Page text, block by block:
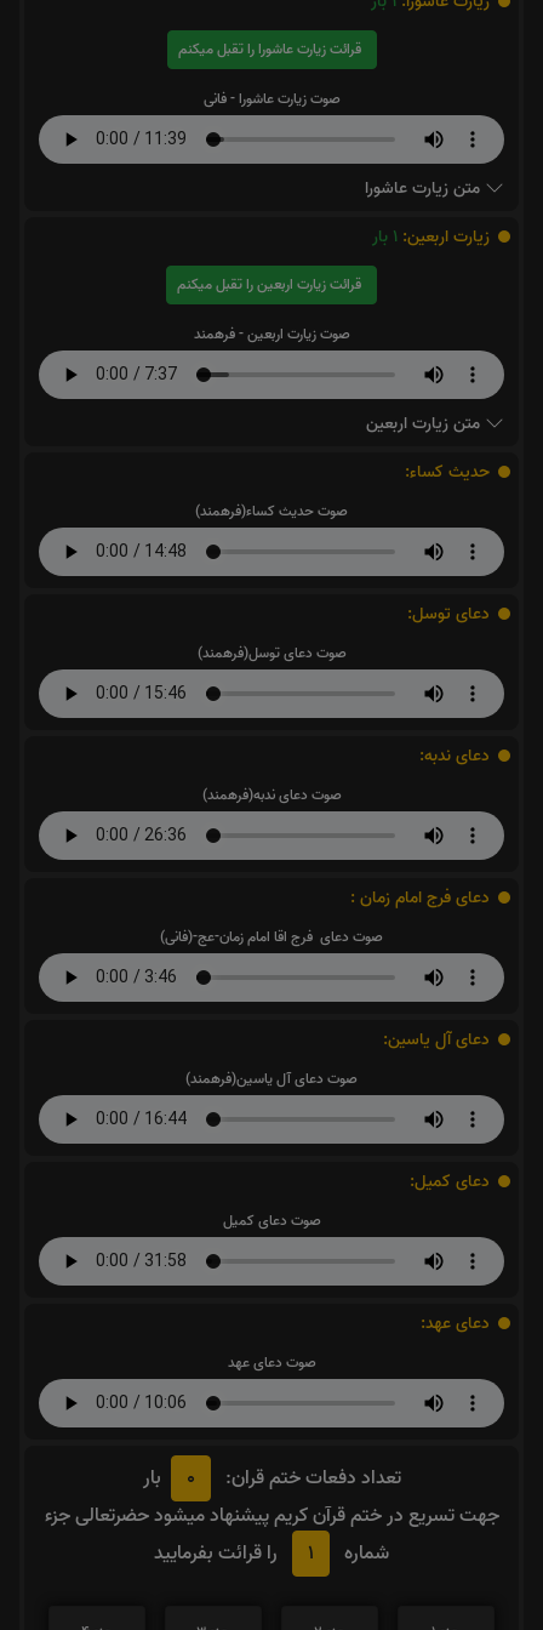
قرائت زیارت عاشورا را تقبل میکنم
صوت زیارت عاشورا - فانی
متن زیارت عاشورا
زیارت اربعین: 1 بار
قرائت زیارت اربعین را تقبل میکنم
صوت زیارت اربعین - فرهمند
متن زیارت اربعین
حدیث کساء:
صوت حدیث کساء(فرهمند)
دعای توسل:
صوت دعای توسل(فرهمند)
دعای ندبه:
صوت دعای ندبه(فرهمند)
دعای فرج امام زمان :
صوت دعای فرج اقا امام زمان-عج-(فانی)
دعای آل یاسین:
صوت دعای آل یاسین(فرهمند)
دعای کمیل:
صوت دعای کمیل
دعای عهد:
صوت دعای عهد
تعداد دفعات ختم قران: 0
بار
جهت تسریع در ختم قرآن کریم پیشنهاد میشود حضرتعالی جزء
شماره
1 را قرائت بفرمایید